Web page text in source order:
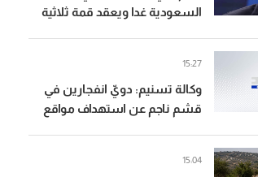
السعودية غدا ويعقد قمة ثلاثية
وكالة تسنيم: دويّ انفجارين في
قشم ناجم عن استهداف مواقع
15:27
15:04